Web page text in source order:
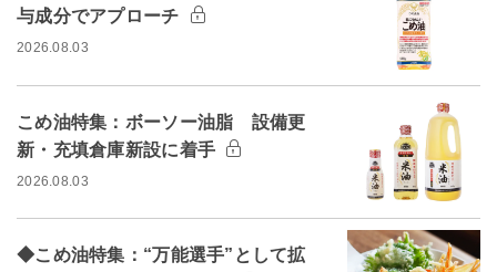
与成分でアプローチ
2026.08.03
こめ油特集：ボーソー油脂 設備更
新・充填倉庫新設に着手
2026.08.03
◆こめ油特集：“万能選手”として拡